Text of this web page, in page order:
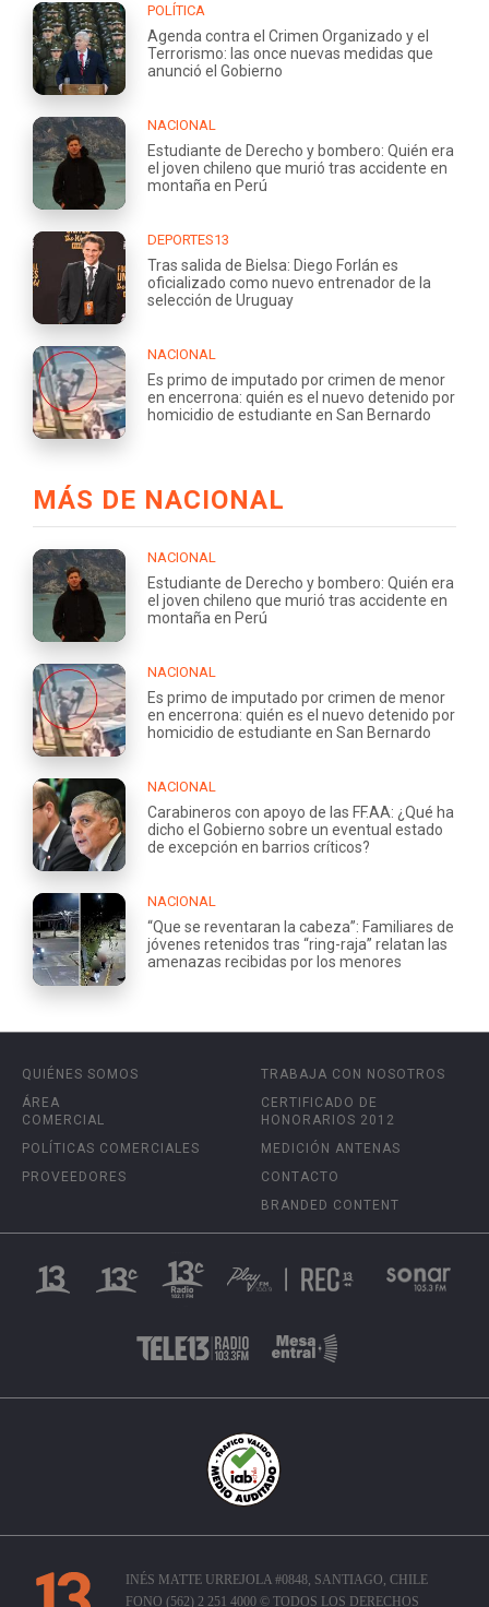
POLÍTICA
Agenda contra el Crimen Organizado y el
Terrorismo: las once nuevas medidas que
anunció el Gobierno
NACIONAL
Estudiante de Derecho y bombero: Quién era
el joven chileno que murió tras accidente en
montaña en Perú
DEPORTES13
Tras salida de Bielsa: Diego Forlán es
oficializado como nuevo entrenador de la
selección de Uruguay
NACIONAL
Es primo de imputado por crimen de menor
en encerrona: quién es el nuevo detenido por
homicidio de estudiante en San Bernardo
MÁS DE NACIONAL
NACIONAL
Estudiante de Derecho y bombero: Quién era
el joven chileno que murió tras accidente en
montaña en Perú
NACIONAL
Es primo de imputado por crimen de menor
en encerrona: quién es el nuevo detenido por
homicidio de estudiante en San Bernardo
NACIONAL
Carabineros con apoyo de las FF.AA: ¿Qué ha
dicho el Gobierno sobre un eventual estado
de excepción en barrios críticos?
NACIONAL
“Que se reventaran la cabeza”: Familiares de
jóvenes retenidos tras “ring-raja” relatan las
amenazas recibidas por los menores
QUIÉNES SOMOS
ÁREA
COMERCIAL
POLÍTICAS COMERCIALES
PROVEEDORES
TRABAJA CON NOSOTROS
CERTIFICADO DE
HONORARIOS 2012
MEDICIÓN ANTENAS
CONTACTO
BRANDED CONTENT
INÉS MATTE URREJOLA #0848, SANTIAGO, CHILE
FONO (562) 2 251 4000 © TODOS LOS DERECHOS